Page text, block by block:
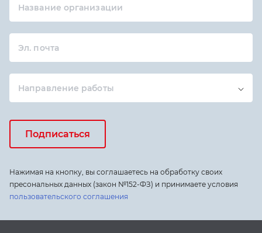
Название организации
Эл. почта
Направление работы
Подписаться
Нажимая на кнопку, вы соглашаетесь на обработку своих
пресональных данных (закон №152-ФЗ) и принимаете условия
пользовательского соглашения